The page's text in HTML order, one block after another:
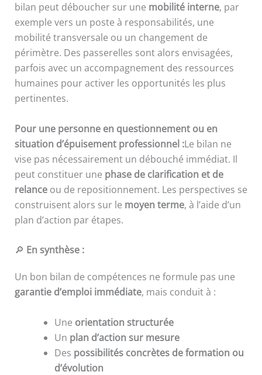
bilan peut déboucher sur une mobilité interne, par
exemple vers un poste à responsabilités, une
mobilité transversale ou un changement de
périmètre. Des passerelles sont alors envisagées,
parfois avec un accompagnement des ressources
humaines pour activer les opportunités les plus
pertinentes.
Pour une personne en questionnement ou en
situation d’épuisement professionnel :Le bilan ne
vise pas nécessairement un débouché immédiat. Il
peut constituer une phase de clarification et de
relance ou de repositionnement. Les perspectives se
construisent alors sur le moyen terme, à l’aide d’un
plan d’action par étapes.
🔎 En synthèse :
Un bon bilan de compétences ne formule pas une
garantie d’emploi immédiate, mais conduit à :
Une orientation structurée
Un plan d’action sur mesure
Des possibilités concrètes de formation ou
d’évolution